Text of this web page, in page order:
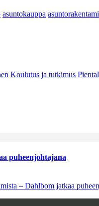
asuntokauppa
Koulutus ja tutkimus
puheenjohtajana
– Dahlbom jatkaa